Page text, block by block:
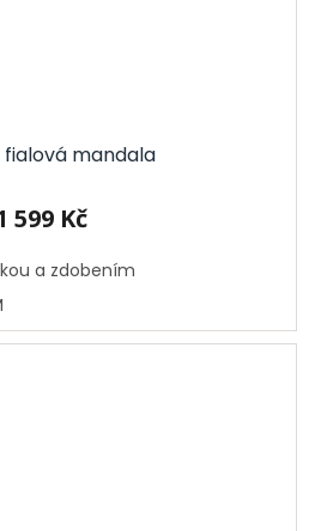
fialová mandala
599 Kč
a zdobením